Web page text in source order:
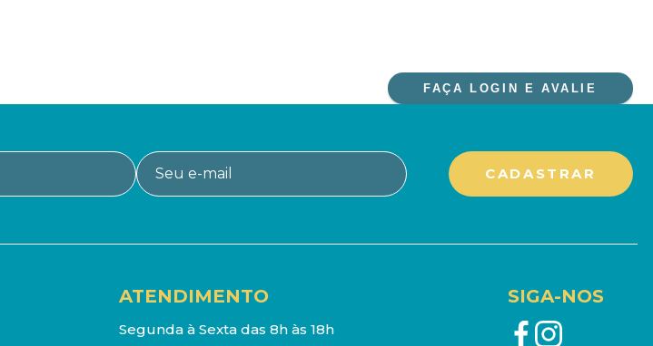
FAÇA LOGIN E AVALIE
ATENDIMENTO
Segunda à Sexta das 8h às 18h
SIGA-NOS